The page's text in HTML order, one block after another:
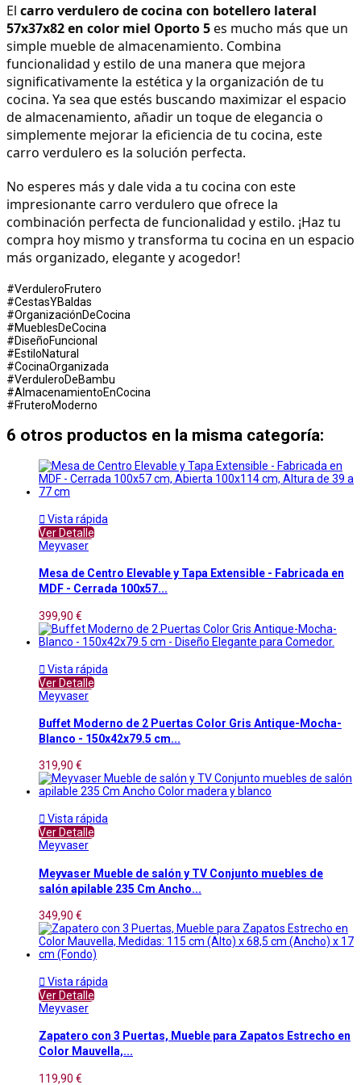
El carro verdulero de cocina con botellero lateral
57x37x82 en color miel Oporto 5 es mucho más que un
simple mueble de almacenamiento. Combina
funcionalidad y estilo de una manera que mejora
significativamente la estética y la organización de tu
cocina. Ya sea que estés buscando maximizar el espacio
de almacenamiento, añadir un toque de elegancia o
simplemente mejorar la eficiencia de tu cocina, este
carro verdulero es la solución perfecta.
No esperes más y dale vida a tu cocina con este
impresionante carro verdulero que ofrece la
combinación perfecta de funcionalidad y estilo. ¡Haz tu
compra hoy mismo y transforma tu cocina en un espacio
más organizado, elegante y acogedor!
#VerduleroFrutero
#CestasYBaldas
#OrganizaciónDeCocina
#MueblesDeCocina
#DiseñoFuncional
#EstiloNatural
#CocinaOrganizada
#VerduleroDeBambu
#AlmacenamientoEnCocina
#FruteroModerno
6 otros productos en la misma categoría:
 Vista rápida
Ver Detalle
Meyvaser
Mesa de Centro Elevable y Tapa Extensible - Fabricada en
MDF - Cerrada 100x57...
399,90 €
 Vista rápida
Ver Detalle
Meyvaser
Buffet Moderno de 2 Puertas Color Gris Antique-Mocha-
Blanco - 150x42x79.5 cm...
319,90 €
 Vista rápida
Ver Detalle
Meyvaser
Meyvaser Mueble de salón y TV Conjunto muebles de
salón apilable 235 Cm Ancho...
349,90 €
 Vista rápida
Ver Detalle
Meyvaser
Zapatero con 3 Puertas, Mueble para Zapatos Estrecho en
Color Mauvella,...
119,90 €